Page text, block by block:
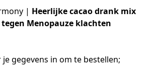
| Heerlijke cacao drank mix
tegen Menopauze klachten
gegevens in om te bestellen;